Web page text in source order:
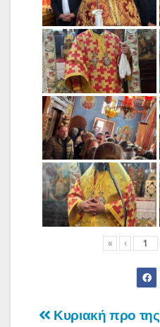
« ‹
Πλοήγηση
Κυριακή προ της